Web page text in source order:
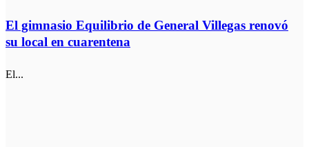
El gimnasio Equilibrio de General Villegas renovó
su local en cuarentena
El...